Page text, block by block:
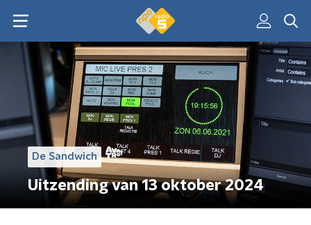
De Sandwich
Uitzending van 13 oktober 2024